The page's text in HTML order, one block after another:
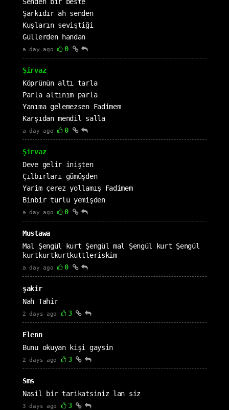
Şarkıdır ah senden
Kuşların seviştiği
Güllerden handan
a day ago 0
Şirvaz
Köprünün altı tarla
Parla altınım parla
Yanıma gelemezsen Fadimem
Karşıdan mendil salla
a day ago 0
Şirvaz
Deve gelir inişten
Çılbırları gümüşden
Yarim çerez yollamış Fadimem
Binbir türlü yemişden
a day ago 0
Mustawa
Mal Şengül kurt Şengül mal Şengül kurt Şengül
kurtkurtkurtkuttleriskim
a day ago 0
şakir
Nah Tahir
2 days ago 3
Elenn
Bunu okuyan kişi gaysin
2 days ago 3
Sms
Nasil bir tarikatsiniz lan siz
3 days ago 3